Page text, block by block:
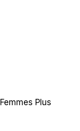
Femmes Plus